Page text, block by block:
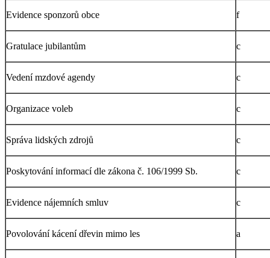
Evidence sponzorů obce f
Gratulace jubilantům c
Vedení mzdové agendy c
Organizace voleb c
Správa lidských zdrojů c
Poskytování informací dle zákona č. 106/1999 Sb. c
Evidence nájemních smluv c
Povolování kácení dřevin mimo les a